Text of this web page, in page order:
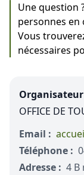
Une question
personnes en
Vous
nécessaires
OFFICE DE
Email :
Téléphone :
Adresse : 4 B